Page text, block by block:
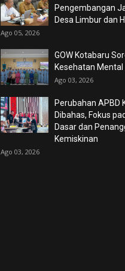
Pengembangan
Desa Limbur dan
Ago 05, 2026
GOW Kotabaru
Kesehatan
Ago 03, 2026
Perubahan APBD
Dibahas, Fokus
Dasar dan
Kemiskinan
Ago 03, 2026